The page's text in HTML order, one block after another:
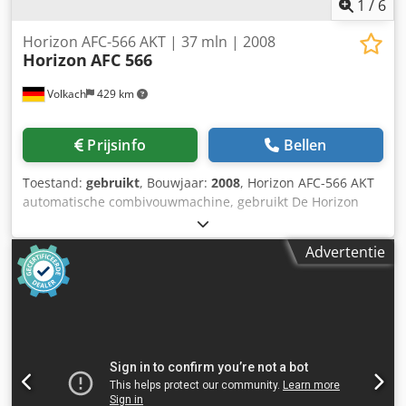
1 / 6
Volkach 429 km
Horizon AFC-566 AKT | 37 mln | 2008
Horizon AFC 566
Prijsinfo Bellen
Toestand: gebruikt, Bouwjaar: 2008, Horizon AFC-566 AKT
automatische combivouwmachine, gebruikt De Horizon
AFC-566AKT is een krachtige en veelzijdige automatische
combivouwmachine, uitermate geschikt voor de productie
van brochures, bijsluiters, farmaceutische producten en
andere veeleisende vouwtoepassingen. Belangrijkste
kenmerken: - 6 vouwzakken, 1 kruisvouw en 2 vouwzakken
kleurentouchscreen - Volautomatische instelling voor
snelle jobwissels en minimale omsteltijden - Geavanceerd
Advertentie